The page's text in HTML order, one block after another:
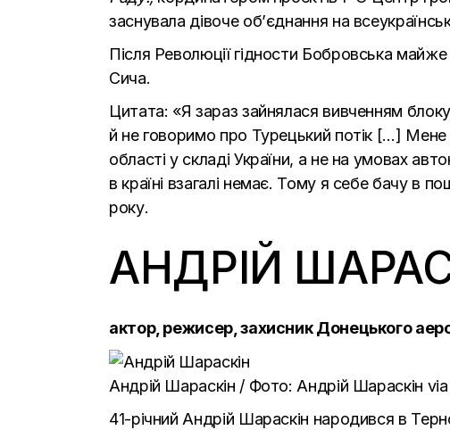
заснувала дівоче об’єднання на
Після Революції гідности Бобровська
Сича.
Цитата: «Я зараз зайнялася вивченням
й не говоримо про Турецький потік […]
області у складі України, а не на умовах
в країні взагалі немає. Тому я себе бачу в
року.
АНДРІЙ
актор, режисер, захисник Донецького
Андрій Шараскін / Фото: Андрій Шараскін
41-річний Андрій Шараскін народився в